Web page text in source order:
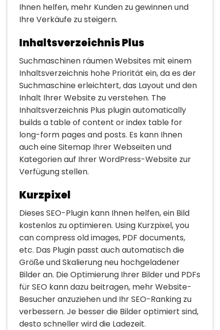
Ihnen helfen, mehr Kunden zu gewinnen und
Ihre Verkäufe zu steigern.
Inhaltsverzeichnis Plus
Suchmaschinen räumen Websites mit einem
Inhaltsverzeichnis hohe Priorität ein, da es der
Suchmaschine erleichtert, das Layout und den
Inhalt Ihrer Website zu verstehen. The
Inhaltsverzeichnis Plus plugin automatically
builds a table of content or index table for
long-form pages and posts. Es kann Ihnen
auch eine Sitemap Ihrer Webseiten und
Kategorien auf Ihrer WordPress-Website zur
Verfügung stellen.
Kurzpixel
Dieses SEO-Plugin kann Ihnen helfen, ein Bild
kostenlos zu optimieren. Using Kurzpixel, you
can compress old images, PDF documents,
etc. Das Plugin passt auch automatisch die
Größe und Skalierung neu hochgeladener
Bilder an. Die Optimierung Ihrer Bilder und PDFs
für SEO kann dazu beitragen, mehr Website-
Besucher anzuziehen und Ihr SEO-Ranking zu
verbessern. Je besser die Bilder optimiert sind,
desto schneller wird die Ladezeit.